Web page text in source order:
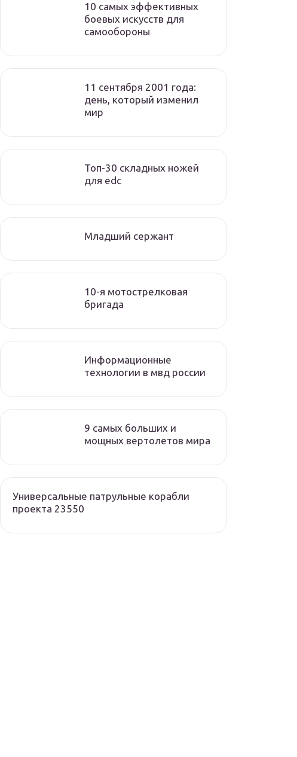
10 самых эффективных
боевых искусств для
самообороны
11 сентября 2001 года:
день, который изменил
мир
Топ-30 складных ножей
для edc
Младший сержант
10-я мотострелковая
бригада
Информационные
технологии в мвд россии
9 самых больших и
мощных вертолетов мира
Универсальные патрульные корабли
проекта 23550